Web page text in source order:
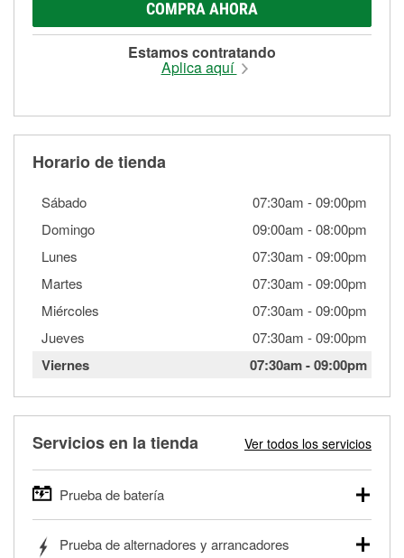
COMPRA AHORA
Estamos contratando
Aplica aquí
Horario de tienda
Sábado 07:30am -09:00pm
Domingo
09:00am -08:00pm
Lunes
07:30am -09:00pm
Martes
07:30am -09:00pm
Miércoles
07:30am -09:00pm
Jueves
07:30am -09:00pm
Viernes 07:30am-09:00pm
Servicios en la tienda Ver todos los servicios
Prueba de batería
autos, camionetas, SUVs, vehículos comerciales y
Prueba de alternadores y arrancadores